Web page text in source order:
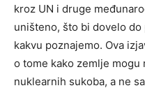
kroz UN i druge
uništeno, što bi dovelo
kakvu poznajemo. Ova
o tome kako zemlje mogu
nuklearnih sukoba, a ne